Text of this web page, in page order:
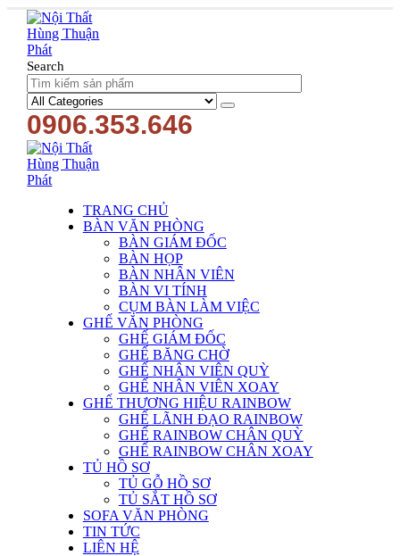
Search
0906.353.646
TRANG CHỦ
BÀN VĂN PHÒNG
BÀN GIÁM ĐỐC
BÀN HỌP
BÀN NHÂN VIÊN
BÀN VI TÍNH
CỤM BÀN LÀM VIỆC
GHẾ VĂN PHÒNG
GHẾ GIÁM ĐỐC
GHẾ BĂNG CHỜ
GHẾ NHÂN VIÊN QUỲ
GHẾ NHÂN VIÊN XOAY
GHẾ THƯƠNG HIỆU RAINBOW
GHẾ LÃNH ĐẠO RAINBOW
GHẾ RAINBOW CHÂN QUỲ
GHẾ RAINBOW CHÂN XOAY
TỦ HỒ SƠ
TỦ GỖ HỒ SƠ
TỦ SẮT HỒ SƠ
SOFA VĂN PHÒNG
TIN TỨC
LIÊN HỆ